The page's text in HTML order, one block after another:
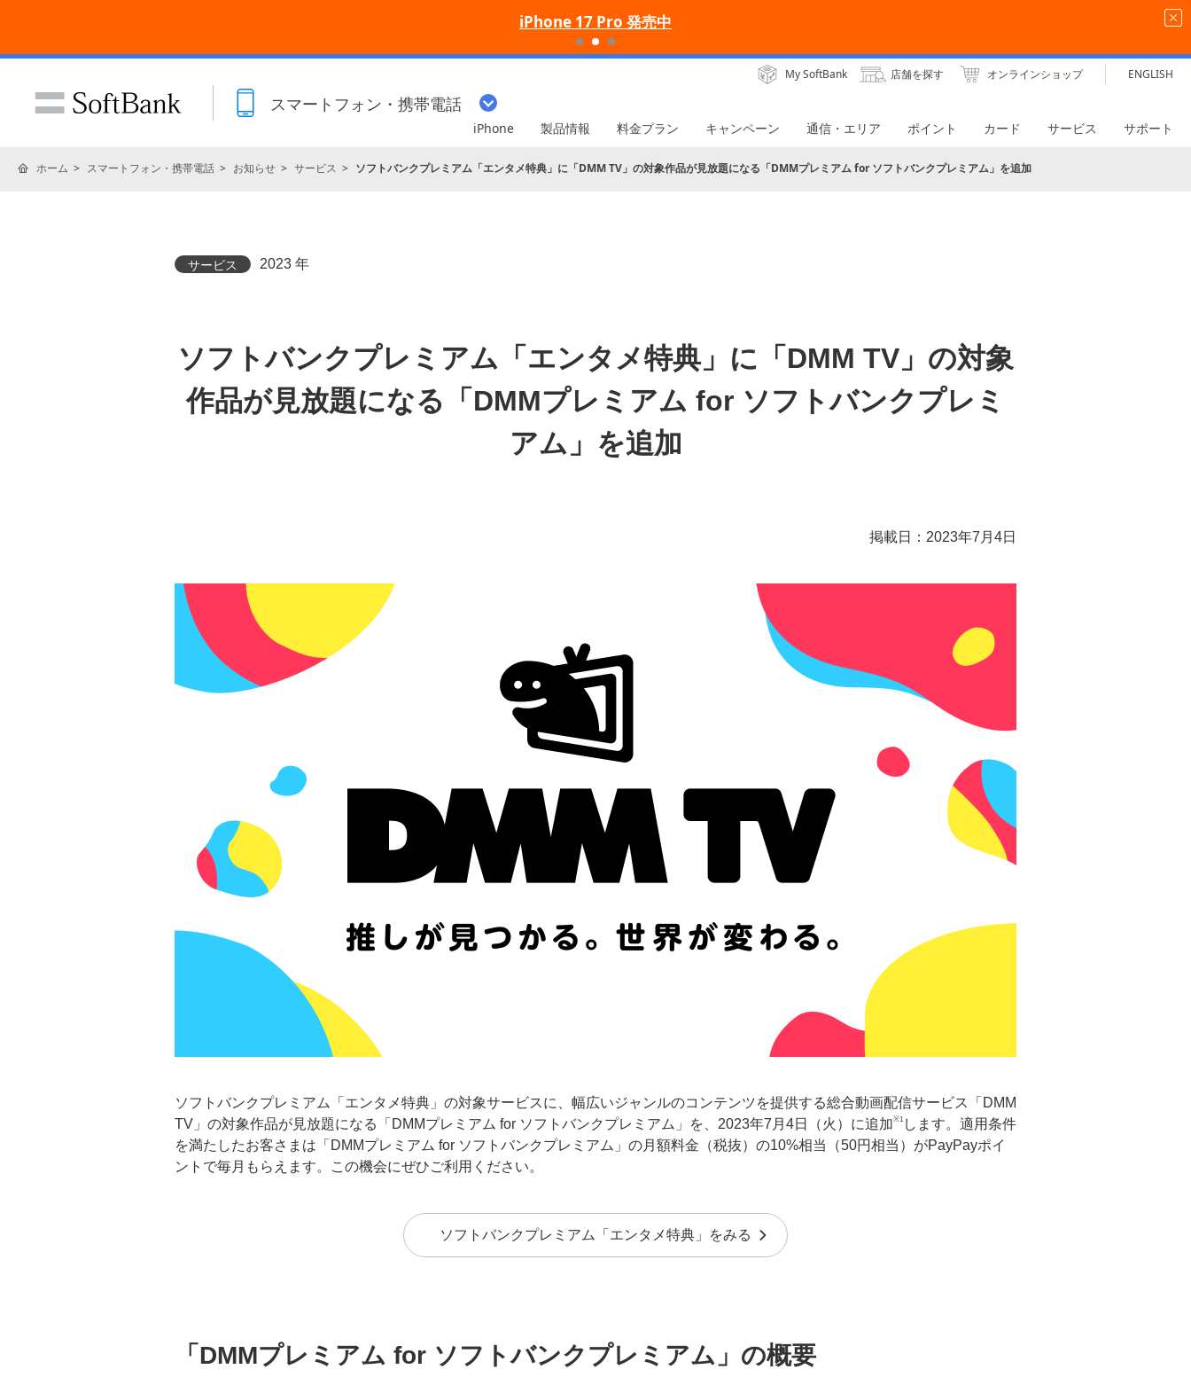
iPhone 17 Pro 発売中
スマートフォン・携帯電話
My SoftBank 店舗を探す オンラインショップ ENGLISH
iPhone 製品情報 料金プラン キャンペーン 通信・エリア ポイント カード サービス サポート
ホーム スマートフォン・携帯電話 お知らせ サービス ソフトバンクプレミアム「エンタメ特典」に「DMM TV」の対象作品が見放題になる「DMMプレミアム for ソフトバンクプレミアム」を追加
サービス 2023 年
ソフトバンクプレミアム「エンタメ特典」に「DMM TV」の対象
作品が見放題になる「DMMプレミアム for ソフトバンクプレミ
アム」を追加
掲載日：2023年7月4日
ソフトバンクプレミアム「エンタメ特典」の対象サービスに、幅広いジャンルのコンテンツを提供する総合動画配信サービス「DMM
TV」の対象作品が見放題になる「DMMプレミアム for ソフトバンクプレミアム」を、2023年7月4日（火）に追加※1 します。適用条件
を満たしたお客さまは「DMMプレミアム for ソフトバンクプレミアム」の月額料金（税抜）の10%相当（50円相当）がPayPayポイ
ントで毎月もらえます。この機会にぜひご利用ください。
ソフトバンクプレミアム「エンタメ特典」をみる
「DMMプレミアム for ソフトバンクプレミアム」の概要